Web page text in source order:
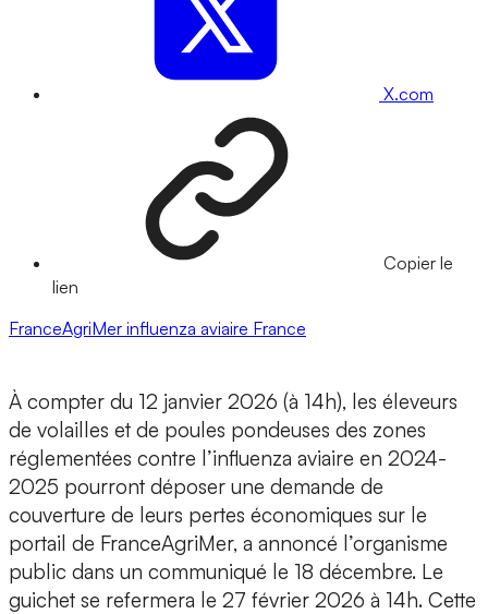
X.com
Copier le
lien
FranceAgriMer influenza aviaire France
À compter du 12 janvier 2026 (à 14h), les éleveurs
de volailles et de poules pondeuses des zones
réglementées contre l’influenza aviaire en 2024-
2025 pourront déposer une demande de
couverture de leurs pertes économiques sur le
portail de FranceAgriMer, a annoncé l’organisme
public dans un communiqué le 18 décembre. Le
guichet se refermera le 27 février 2026 à 14h. Cette